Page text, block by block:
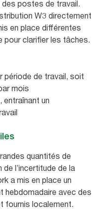
des postes de travail.
W3 directement
en place différentes
pour clarifier les tâches.
période de travail, soit
mois
entraînant un
quantités de
de l’incertitude de la
a mis en place un
hebdomadaire avec des
fournis localement.